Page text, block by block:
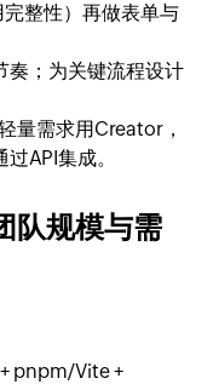
整性）再做表单与
奏；为关键流程设计
量需求用Creator，
API集成。
队规模与需
pnpm/Vite +